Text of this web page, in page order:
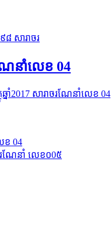
៨ សារាចរ
ណែនាំលេខ 04
ឆ្នាំ2017 សារាចរណែនាំលេខ 04
ខ 04
ណែនាំ លេខ០0៥